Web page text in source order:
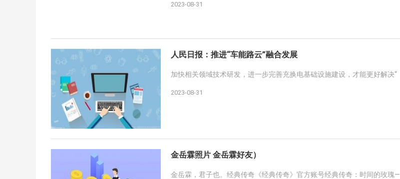
2023-08-31
人民日报：推进“车能路云”融合发展
加快相关领域技术研发，进一步完善充换电基础设施建设，才能更好解决“
2023-08-31
金岳霖照片 金岳霖好友）
金岳霖，君子也。经典传奇《经典传奇》官方账号经典传奇：时间的玫瑰—